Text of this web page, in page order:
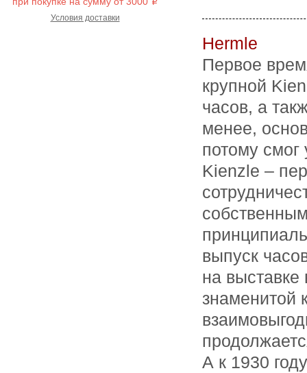
i
Условия доставки
Hermle
Первое
крупной
часов, а
менее,
потому смог
Kienzle –
выпуск
на выставке
знаменитой
А к 1930